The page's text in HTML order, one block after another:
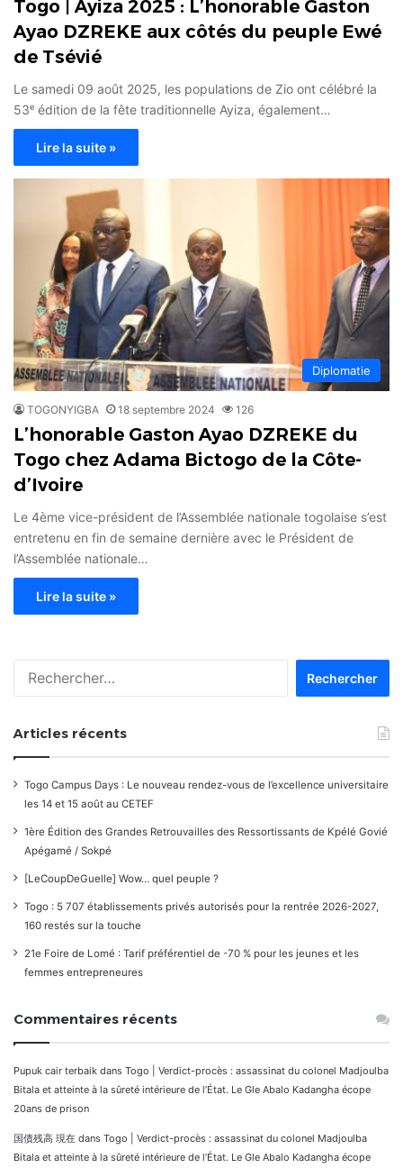
Togo | Ayiza 2025 : L’honorable Gaston
Ayao DZREKE aux côtés du peuple Ewé
de Tsévié
Le samedi 09 août 2025, les populations de Zio ont célébré la
53ᵉ édition de la fête traditionnelle Ayiza, également…
Lire la suite »
Diplomatie
TOGONYIGBA 18 septembre 2024 126
L’honorable Gaston Ayao DZREKE du
Togo chez Adama Bictogo de la Côte-
d’Ivoire
Le 4ème vice-président de l’Assemblée nationale togolaise s’est
entretenu en fin de semaine dernière avec le Président de
l’Assemblée nationale…
Lire la suite »
Articles récents
Togo Campus Days : Le nouveau rendez-vous de l’excellence universitaire
les 14 et 15 août au CETEF
1ère Édition des Grandes Retrouvailles des Ressortissants de Kpélé Govié
Apégamé / Sokpé
[LeCoupDeGuelle] Wow… quel peuple ?
Togo : 5 707 établissements privés autorisés pour la rentrée 2026-2027,
160 restés sur la touche
21e Foire de Lomé : Tarif préférentiel de -70 % pour les jeunes et les
femmes entrepreneures
Commentaires récents
Pupuk cair terbaik dans Togo | Verdict-procès : assassinat du colonel Madjoulba
Bitala et atteinte à la sûreté intérieure de l’État. Le Gle Abalo Kadangha écope
20ans de prison
国債残高 現在 dans Togo | Verdict-procès : assassinat du colonel Madjoulba
Bitala et atteinte à la sûreté intérieure de l’État. Le Gle Abalo Kadangha écope